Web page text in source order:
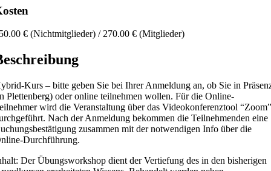
€ (Nichtmitglieder) / 270.00 € (Mitglieder)
Kurs – bitte geben Sie bei Ihrer Anmeldung an, ob Sie in
Plettenberg) oder online teilnehmen wollen. Für die Online-
wird die Veranstaltung über das Videokonferenztool
Nach der Anmeldung bekommen die Teilnehmenden eine
zusammen mit der notwendigen Info über die
Durchführung.
Der Übungsworkshop dient der Vertiefung des in den bisherigen